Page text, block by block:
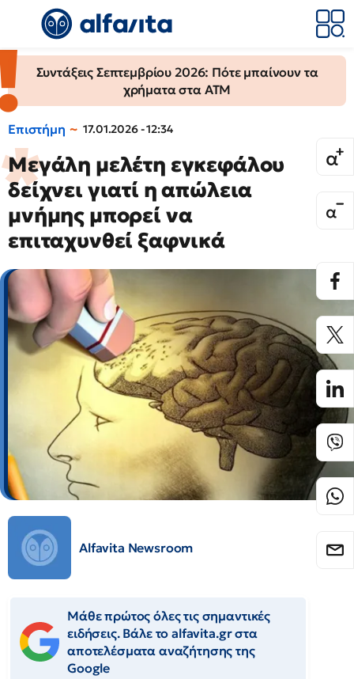
Συντάξεις Σεπτεμβρίου 2026: Πότε μπαίνουν τα
χρήματα στα ΑΤΜ
Επιστήμη 17.01.2026 - 12:34
Μεγάλη μελέτη εγκεφάλου
δείχνει γιατί η απώλεια
μνήμης μπορεί να
επιταχυνθεί ξαφνικά
Alfavita Newsroom
Μάθε πρώτος όλες τις σημαντικές
ειδήσεις. Βάλε το alfavita.gr στα
αποτελέσματα αναζήτησης της
Google